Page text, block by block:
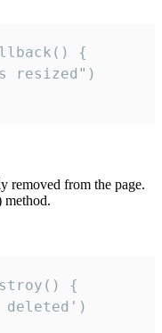
{
resized")
removed from the page.
method.
{
deleted')